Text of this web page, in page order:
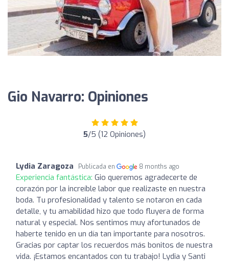
Gio Navarro: Opiniones
5/5 (12 Opiniones)
Lydia Zaragoza Publicada en 8 months ago
Experiencia fantástica: Gio queremos agradecerte de
corazón por la increíble labor que realizaste en nuestra
boda. Tu profesionalidad y talento se notaron en cada
detalle, y tu amabilidad hizo que todo fluyera de forma
natural y especial. Nos sentimos muy afortunados de
haberte tenido en un día tan importante para nosotros.
Gracias por captar los recuerdos más bonitos de nuestra
vida. ¡Estamos encantados con tu trabajo! Lydia y Santi